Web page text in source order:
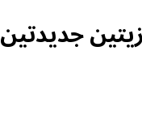
جديدتين